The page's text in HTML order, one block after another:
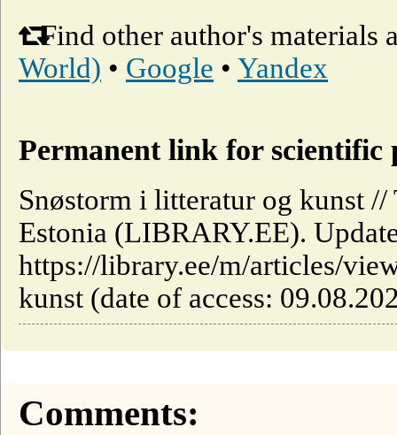
Find other author's materials
World) • Google • Yandex
Permanent link for scientific
Snøstorm i litteratur og kunst
Estonia (LIBRARY.EE).
https://library.ee/m/articles/
kunst (date of access:
Comments: